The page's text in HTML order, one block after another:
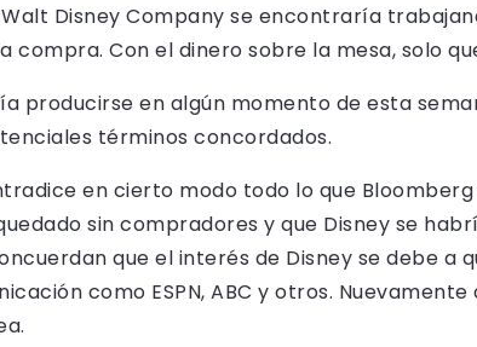
Disney Company se encontraría
compra. Con el dinero sobre la mesa, solo
producirse en algún momento de esta
términos concordados.
en cierto modo todo lo que
sin compradores y que Disney se
que el interés de Disney se debe
como ESPN, ABC y otros.